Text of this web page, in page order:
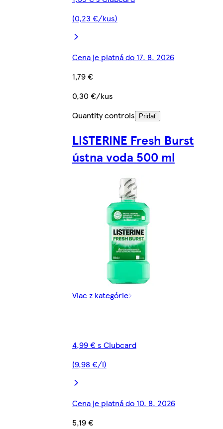
(0,23 €/kus)
Cena je platná do 17. 8. 2026
1,79 €
0,30 €/kus
Quantity controls
Pridať
LISTERINE Fresh Burst
ústna voda 500 ml
Viac z kategórie
4,99 € s Clubcard
(9,98 €/l)
Cena je platná do 10. 8. 2026
5,19 €